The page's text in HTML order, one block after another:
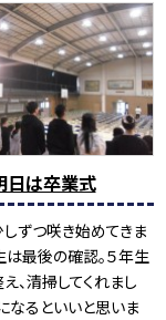
日は卒業式
ずつ咲き始めてきま
は最後の確認。５年生
、清掃してくれまし
なるといいと思いま